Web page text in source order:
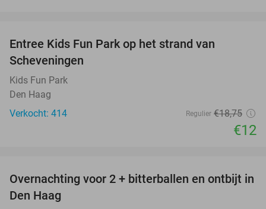
Entree Kids Fun Park op het strand van
Scheveningen
Kids Fun Park
Den Haag
Verkocht: 414
Regulier €18,75
€12
41%
Overnachting voor 2 + bitterballen en ontbijt in
Den Haag